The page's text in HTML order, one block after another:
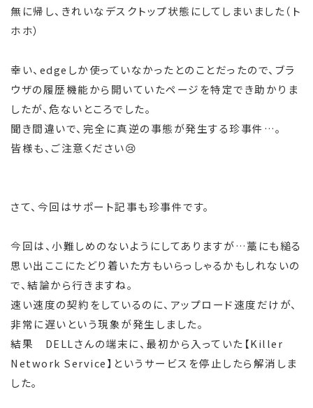
無に帰し、きれいなデスクトップ状態にしてしまいました（ト
ホホ）
幸い、edgeしか使っていなかったとのことだったので、ブラ
ウザの履歴機能から開いていたページを特定でき助かりま
したが、危ないところでした。
聞き間違いで、完全に真逆の事態が発生する珍事件…。
皆様も、ご注意ください😢
さて、今回はサポート記事も珍事件です。
今回は、小難しめのないようにしてありますが…藁にも縋る
思い出ここにたどり着いた方もいらっしゃるかもしれないの
で、結論から行きますね。
速い速度の契約をしているのに、アップロード速度だけが、
非常に遅いという現象が発生しました。
結果 DELLさんの端末に、最初から入っていた【Killer
Network Service】というサービスを停止したら解消しま
した。